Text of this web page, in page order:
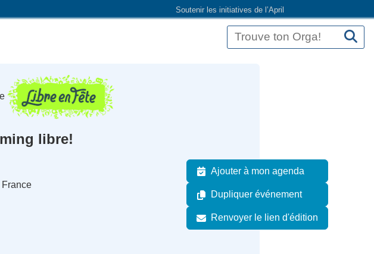
Soutenir les initiatives de l’April
libre!
Ajouter à mon agenda
Dupliquer événement
Renvoyer le lien d'édition